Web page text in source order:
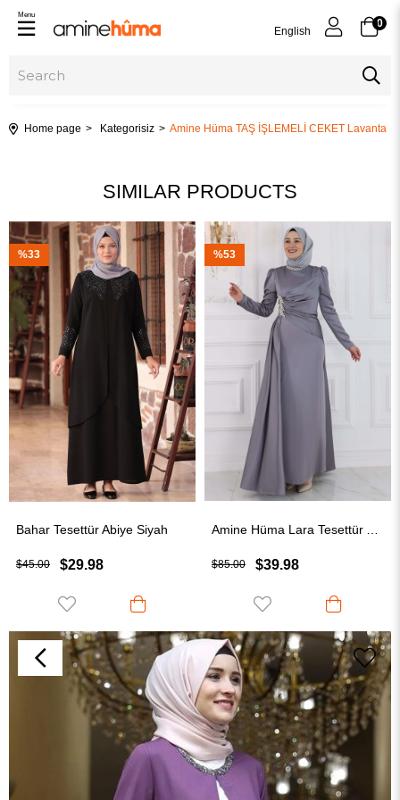
English
0
Menu
Home page Kategorisiz Amine Hüma TAŞ İŞLEMELİ CEKET Lavanta
SIMILAR PRODUCTS
Bahar Tesettür Abiye Siyah
$29.98
$45.00
%33
$39.98
$85.00
%53